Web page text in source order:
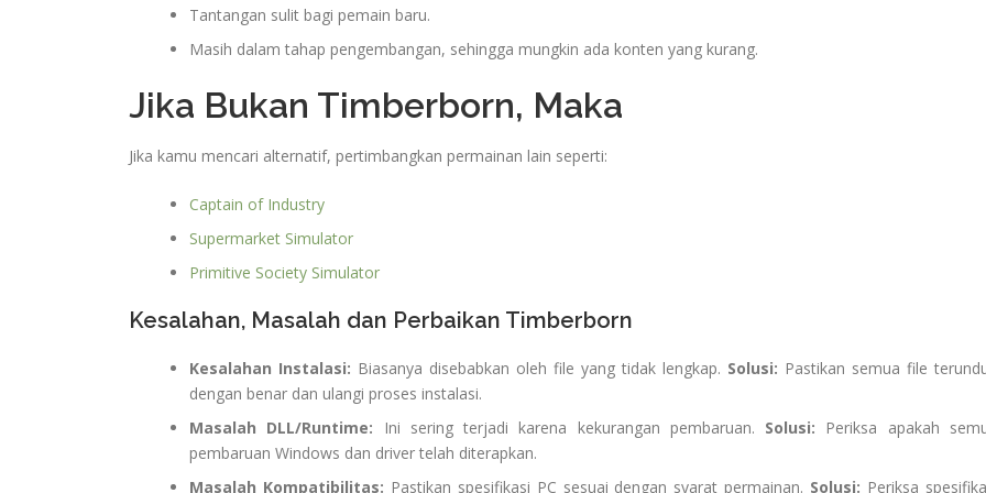
Tantangan sulit bagi pemain baru.
Masih dalam tahap pengembangan, sehingga mungkin ada konten yang kurang.
Jika Bukan Timberborn, Maka
Jika kamu mencari alternatif, pertimbangkan permainan lain seperti:
Captain of Industry
Supermarket Simulator
Primitive Society Simulator
Kesalahan, Masalah dan Perbaikan Timberborn
Kesalahan Instalasi: Biasanya disebabkan oleh file yang tidak lengkap. Solusi: Pastikan semua file
dengan benar dan ulangi proses instalasi.
Masalah DLL/Runtime: Ini sering terjadi karena kekurangan pembaruan. Solusi: Periksa apakah
pembaruan Windows dan driver telah diterapkan.
Masalah Kompatibilitas: Pastikan spesifikasi PC sesuai dengan syarat permainan. Solusi: Periksa